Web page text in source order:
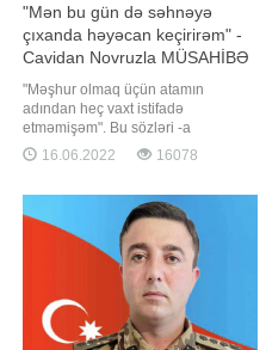
"Mən bu gün də səhnəyə
çıxanda həyəcan keçirirəm" -
Cavidan Novruzla MÜSAHİBƏ
"Məşhur olmaq üçün atamın
adından heç vaxt istifadə
etməmişəm". Bu sözləri -a
müsahibəsində məşhur aktyor,
müğənni Cavidan Novruz deyib.
yolundan, məşhurluğun müsbət və
mənfi tərəflərindən, sosial
şəbəkələrdə yazılan rəylərdən və
şəxsi həyatından danışıb
16.06.2022 16078